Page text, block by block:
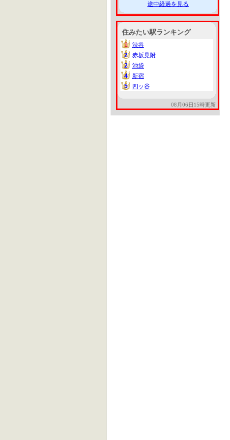
途中経過を見る
住みたい駅ランキング
1
1
渋谷
2
2
赤坂見附
2
2
池袋
4
4
新宿
5
5 四ッ谷
08月06日15時更新